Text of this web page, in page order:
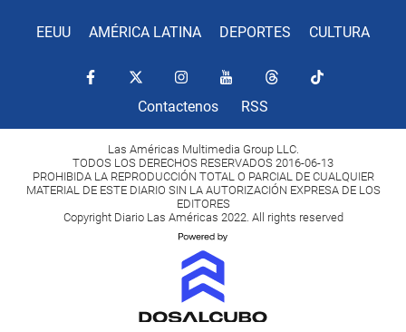
EEUU AMÉRICA LATINA DEPORTES CULTURA
Contactenos RSS
Las Américas Multimedia Group LLC.
TODOS LOS DERECHOS RESERVADOS 2016-06-13
PROHIBIDA LA REPRODUCCIÓN TOTAL O PARCIAL DE CUALQUIER
MATERIAL DE ESTE DIARIO SIN LA AUTORIZACIÓN EXPRESA DE LOS
EDITORES
Copyright Diario Las Américas 2022. All rights reserved